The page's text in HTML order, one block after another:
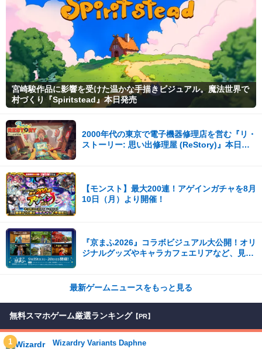
宮崎駿作品に影響を受けた温かな手描きビジュアル。魔法世界で
村づくり『Spiritstead』本日発売
2000年代の東京で電子機器修理店を営む『リ・
ストーリー: 思い出修理屋 (ReStory)』本日
【モンスト】最大200連！アゲインガチャを8月
10日（月）より開催！
『京まふ2026』コラボビジュアル大公開！オリ
ジナルグッズやキャラカフェエリアなど、見ど
最新ゲームニュースをもっと見る
無料スマホゲーム厳選ランキング 【PR】
1 Wizardry Variants Daphne